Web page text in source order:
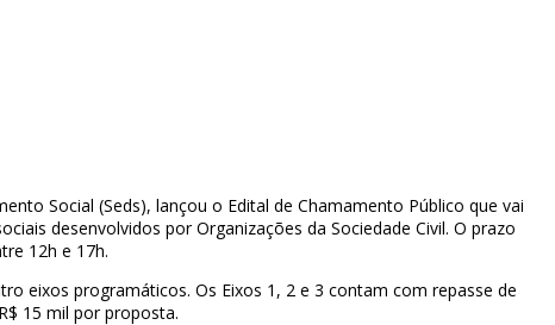
Social (Seds), lançou o Edital de Chamamento Público que vai
desenvolvidos por Organizações da Sociedade Civil. O prazo
12h e 17h.
eixos programáticos. Os Eixos 1, 2 e 3 contam com repasse de
15 mil por proposta.